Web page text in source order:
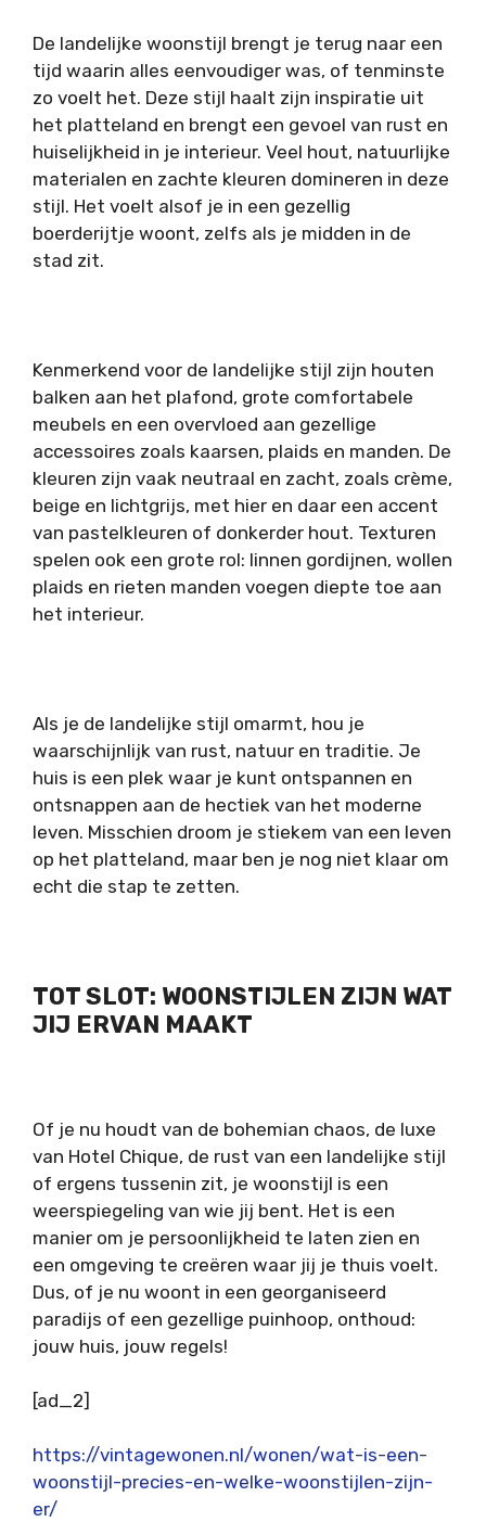
De landelijke woonstijl brengt je terug naar een
tijd waarin alles eenvoudiger was, of tenminste
zo voelt het. Deze stijl haalt zijn inspiratie uit
het platteland en brengt een gevoel van rust en
huiselijkheid in je interieur. Veel hout, natuurlijke
materialen en zachte kleuren domineren in deze
stijl. Het voelt alsof je in een gezellig
boerderijtje woont, zelfs als je midden in de
stad zit.
Kenmerkend voor de landelijke stijl zijn houten
balken aan het plafond, grote comfortabele
meubels en een overvloed aan gezellige
accessoires zoals kaarsen, plaids en manden. De
kleuren zijn vaak neutraal en zacht, zoals crème,
beige en lichtgrijs, met hier en daar een accent
van pastelkleuren of donkerder hout. Texturen
spelen ook een grote rol: linnen gordijnen, wollen
plaids en rieten manden voegen diepte toe aan
het interieur.
Als je de landelijke stijl omarmt, hou je
waarschijnlijk van rust, natuur en traditie. Je
huis is een plek waar je kunt ontspannen en
ontsnappen aan de hectiek van het moderne
leven. Misschien droom je stiekem van een leven
op het platteland, maar ben je nog niet klaar om
echt die stap te zetten.
TOT SLOT: WOONSTIJLEN ZIJN WAT
JIJ ERVAN MAAKT
Of je nu houdt van de bohemian chaos, de luxe
van Hotel Chique, de rust van een landelijke stijl
of ergens tussenin zit, je woonstijl is een
weerspiegeling van wie jij bent. Het is een
manier om je persoonlijkheid te laten zien en
een omgeving te creëren waar jij je thuis voelt.
Dus, of je nu woont in een georganiseerd
paradijs of een gezellige puinhoop, onthoud:
jouw huis, jouw regels!
[ad_2]
https://vintagewonen.nl/wonen/wat-is-een-
woonstijl-precies-en-welke-woonstijlen-zijn-
er/